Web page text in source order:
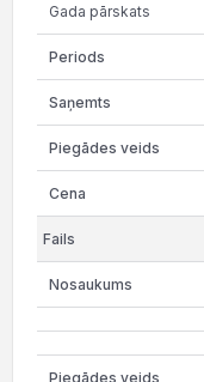
Gada pārskats